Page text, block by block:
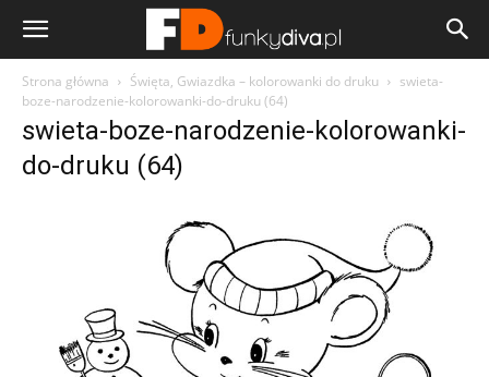
Strona główna Święta, Gwiazdka – kolorowanki do druku
swieta-
boze-narodzenie-kolorowanki-do-druku (64)
swieta-boze-narodzenie-kolorowanki-
do-druku (64)